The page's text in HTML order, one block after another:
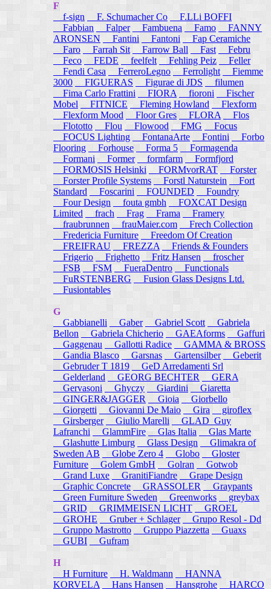
F
f-sign
F. Schumacher Co
F.LLi BOFFI
Fabbian
Falper Fambuena Famo
FANNY
ARONSEN
Fantini Fantoni
Fap Ceramiche
Faro
Farrah Sit Farrow Ball Fast
Febru
Feco
FEDE feelfelt Fehling Peiz
Feller
Fendi Casa
FerreroLegno Ferrolight
Fiemme
3000
FIGUERAS Figurae di JDS
filumen
Fima Carlo Frattini
FIORA fioroni
Fischer
Mobel
FITNICE Fleming Howland
Flexform
Flexform Mood
Floor Gres FLORA
Flos
Flototto
Flou Flowood FMG
Focus
FOCUS Lighting
FontanaArte Fontini
Forbo
Flooring
Forhouse Forma 5
Formagenda
Formani
Former formfarm
Formfjord
FORMOSIS Helsinki
FORMvorRAT
Forster
Forster Profile Systems
Forstl Naturstein
Fort
Standard
Foscarini FOUNDED
Foundry
Four Design
fouta gmbh
FOXCAT Design
Limited
frach Frag Frama
Framery
fraubrunnen
frauMaier.com
Frech Collection
Fredericia Furniture
Freedom Of Creation
FREIFRAU
FREZZA
Friends & Founders
Frigerio
Frighetto Fritz Hansen
froscher
FSB
FSM FueraDentro
Functionals
FuRSTENBERG
Fusion Glass Designs Ltd.
Fusiontables
G
Gabbianelli
Gaber Gabriel Scott
Gabriela
Bellon
Gabriela Chicherio GAEAforms
Gaffuri
Gaggenau
Gallotti Radice
GAMMA & BROSS
Gandia Blasco
Garsnas Gartensilber
Geberit
Gebruder T 1819
GeD Arredamenti Srl
Gelderland
GEORG BECHTER
GERA
Gervasoni
Ghyczy Giardini
Giaretta
GINGER&JAGGER
Gioia
Giorbello
Giorgetti
Giovanni De Maio Gira
giroflex
Girsberger
Giulio Marelli
GLAD_Guy
Lafranchi
GlammFire Glas Italia
Glas Marte
Glashutte Limburg
Glass Design
Glimakra of
Sweden AB
Globe Zero 4 Globo
Gloster
Furniture
Golem GmbH Golran
Gotwob
Grand Luxe
GranitiFiandre
Grape Design
Graphic Concrete
GRASSOLER
Graypants
Green Furniture Sweden
Greenworks
greybax
GRID
GRIMMEISEN LICHT
GROEL
GROHE
Gruber + Schlager
Grupo Resol - Dd
Gruppo Mastrotto
Gruppo Piazzetta
Guaxs
GUBI
Gufram
H
H Furniture
H. Waldmann
HANNA
KORVELA
Hans Hansen Hansgrohe HARCO